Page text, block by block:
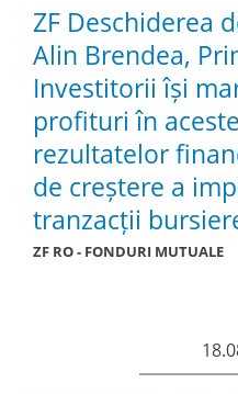
ZF Deschiderea
Alin Brendea,
Investitorii îşi
profituri în
rezultatelor
de creştere a
tranzacţii
ZF RO - FONDURI MUTUALE